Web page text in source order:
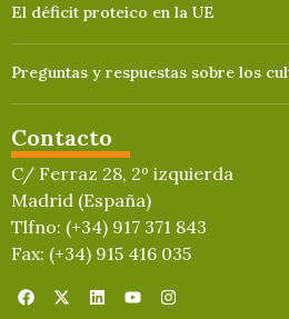
El déficit proteico en la UE
Preguntas y respuestas sobre los
Contacto
C/ Ferraz 28, 2º izquierda
Madrid (España)
Tlfno: (+34) 917 371 843
Fax: (+34) 915 416 035